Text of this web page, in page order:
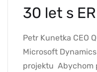
30 let s
Petr Kunetka CEO
Microsoft
projektu Abychom